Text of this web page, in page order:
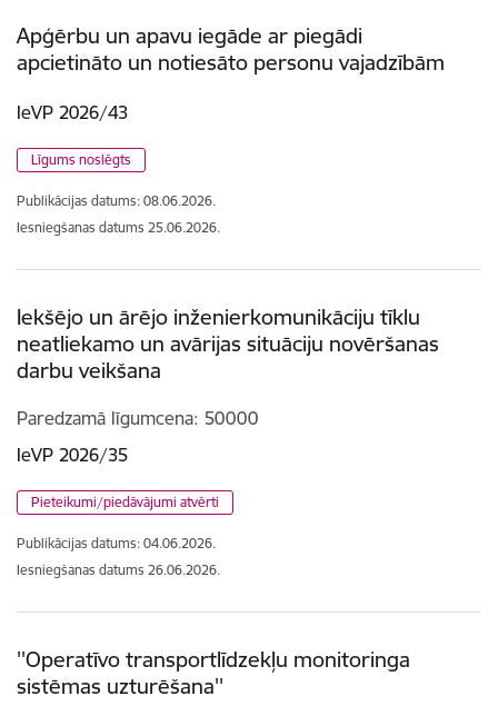
Apģērbu un apavu iegāde ar piegādi
apcietināto un notiesāto personu vajadzībām
IeVP 2026/43
Līgums noslēgts
Publikācijas datums: 08.06.2026.
Iesniegšanas datums 25.06.2026.
Iekšējo un ārējo inženierkomunikāciju tīklu
neatliekamo un avārijas situāciju novēršanas
darbu veikšana
Paredzamā līgumcena 50000
IeVP 2026/35
Pieteikumi/piedāvājumi atvērti
Publikācijas datums: 04.06.2026.
Iesniegšanas datums 26.06.2026.
''Operatīvo transportlīdzekļu monitoringa
sistēmas uzturēšana''